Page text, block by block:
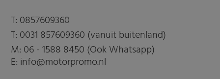
T: 0857609360
T: 0031 857609360 (vanuit buitenland)
M: 06 - 1588 8450 (Ook Whatsapp)
E: info@motorpromo.nl